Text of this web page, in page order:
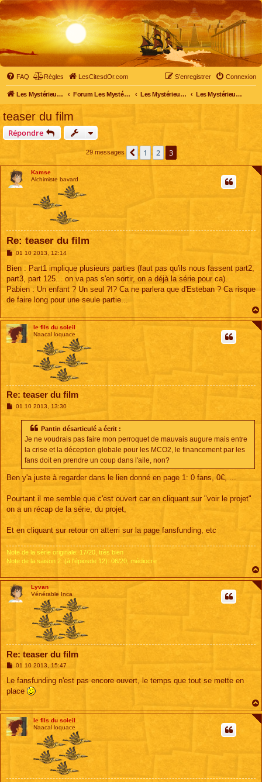
FAQ Règles LesCitesdOr.com Connexion
S’enregistrer
Les Mystérieuses Cités d'Or - LesCitesdOr.com Forum Les Mystérieuses Cités d'Or Les Mystérieuses Cités d'Or Les Mystérieuses Cités d'Or : le film
teaser du film
Répondre
29 messages Précédente
1 2 3
Kamse
Alchimiste bavard
Re: teaser du film
M
s
a
g
01 10 2013, 12:14
Bien : Part1 implique plusieurs parties (faut pas qu'ils nous fassent part2,
part3, part 125... on va pas s'en sortir, on a déjà la série pour ca).
Pabien : Un enfant ? Un seul ?!? Ca ne parlera que d'Esteban ? Ca risque
de faire long pour une seule partie...
le fils du soleil
Naacal loquace
Re: teaser du film
M01 10 2013, 13:30
Pantin désarticulé a écrit :
Je ne voudrais pas faire mon perroquet de mauvais augure mais entre
la crise et la déception globale pour les MCO2, le financement par les
fans doit en prendre un coup dans l'aile, non?
Ben y'a juste à regarder dans le lien donné en page 1: 0 fans, 0€, ...
Pourtant il me semble que c'est ouvert car en cliquant sur "voir le projet"
on a un récap de la série, du projet,
Et en cliquant sur retour on atterri sur la page fansfunding, etc
Note de la série originale: 17/20, très bien
Note de la saison 2: (à l'épiosde 12): 06/20, médiocre
Lyvan
Vénérable Inca
Re: teaser du film
M
s
a
01 10 2013, 15:47
Le fansfunding n'est pas encore ouvert, le temps que tout se mette en
place
le fils du soleil
Naacal loquace